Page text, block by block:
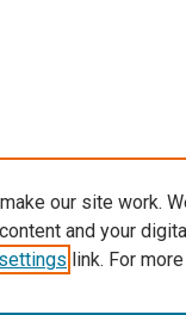
our site work.
and your
link. For